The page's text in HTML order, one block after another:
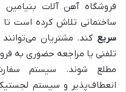
فروشگاه آهن آلات
ساختمانی تلاش کرده است تا
سریع کند. مشتریان
تلفنی یا مراجعه حضوری به
مطلع شوند. سیستم
انعطاف‌پذیر و سیستم